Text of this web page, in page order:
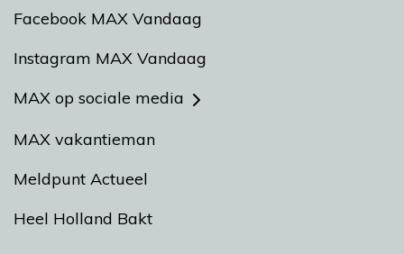
Facebook MAX Vandaag
Instagram MAX Vandaag
MAX op sociale media
MAX vakantieman
Meldpunt Actueel
Heel Holland Bakt